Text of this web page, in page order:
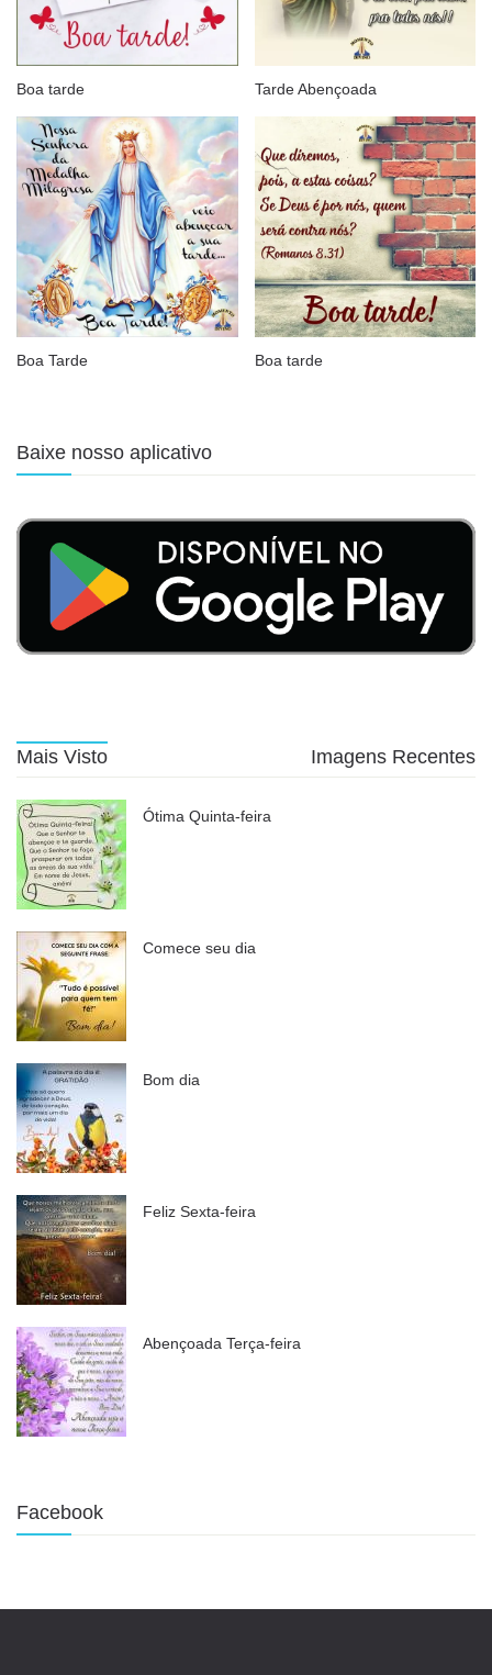
Boa tarde Tarde Abençoada
Boa Tarde Boa tarde
Baixe nosso aplicativo
Mais Visto Imagens Recentes
Ótima Quinta-feira
Comece seu dia
Bom dia
Feliz Sexta-feira
Abençoada Terça-feira
Facebook